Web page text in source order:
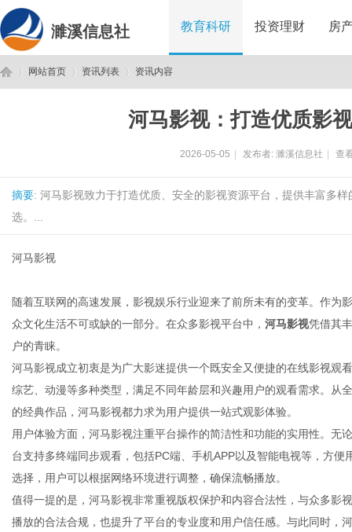
濉溪信息社 教育科研 投资理财 房
网站首页 资讯列表 资讯内容
河马影视：打造优质影
2026-05-05 发布者: 濉溪信息社 查
摘要: 河马影视致力于打造优质、安全的影视资源平台，提供丰富多
选。...
河马影视
随着互联网的高速发展，影视娱乐行业迎来了前所未有的变革。作为
众文化生活不可或缺的一部分。在众多影视平台中， 河马影视凭借其
户的青睐。
河马影视成立初衷是为广大影迷提供一个既安全又便捷的在线影视观
综艺、动漫等多种类型，满足不同年龄层和兴趣用户的观看需求。从
的经典作品，河马影视都力求为用户提供一站式观影体验。
用户体验方面，河马影视注重平台操作的简洁性和功能的实用性。无
台支持多终端同步观看，包括PC端、手机APP以及智能电视等，方
选择，用户可以根据网络环境进行调整，确保流畅播放。
值得一提的是，河马影视非常重视版权保护和内容合法性，与众多影
播放的合法合规，也提升了平台的专业度和用户信任感。与此同时，